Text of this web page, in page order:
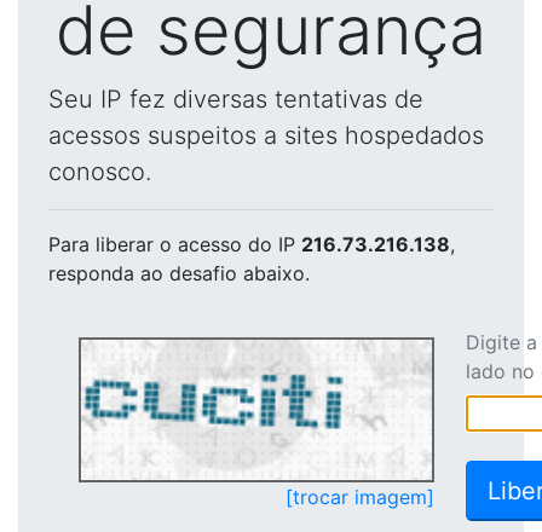
de segurança
Seu IP fez diversas tentativas de
acessos suspeitos a sites hospedados
conosco.
Para liberar o acesso do IP 216.73.216.138,
responda ao desafio abaixo.
[trocar imagem]
Digite
lado no